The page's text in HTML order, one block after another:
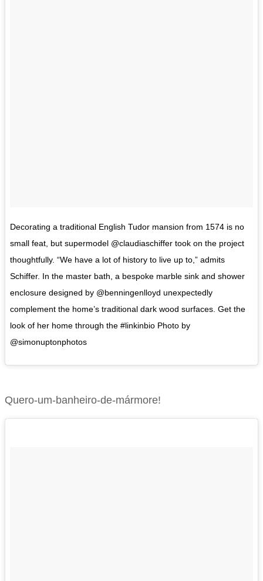
Decorating a traditional English Tudor mansion from 1574 is no
small feat, but supermodel @claudiaschiffer took on the project
thoughtfully. “We have a lot of history to live up to,” admits
Schiffer. In the master bath, a bespoke marble sink and shower
enclosure designed by @benningenlloyd unexpectedly
complement the home’s traditional dark wood surfaces. Get the
look of her home through the #linkinbio Photo by
@simonuptonphotos
Quero-um-banheiro-de-mármore!